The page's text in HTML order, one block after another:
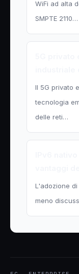
WiFi ad alta
SMPTE 2110…
Il 5G privato
tecnologia
delle reti…
L'adozione
meno